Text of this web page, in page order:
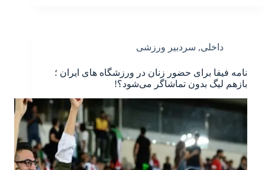
داخلی, سردبیر ورزشی
نامه فیفا برای حضور زنان در ورزشگاه های ایران ؛
بازهم لیگ بدون تماشاگر می‌شود؟!